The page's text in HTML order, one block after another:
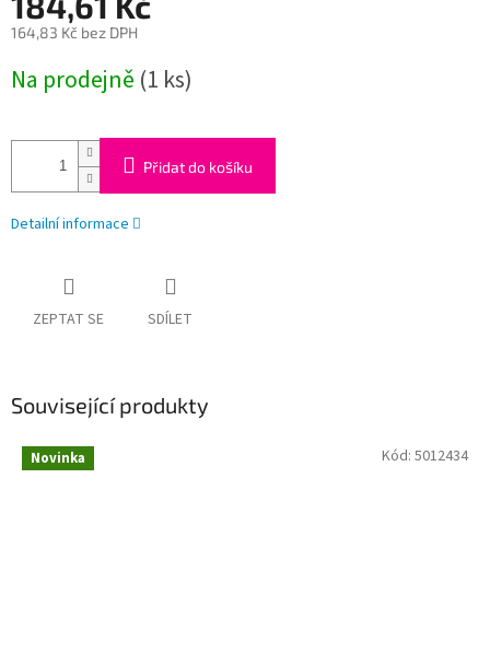
164,83 Kč bez DPH
cena:
Na prodejně (1 ks)
Přidat do košíku
Detailní informace
ZEPTAT SE SDÍLET
Související produkty
Novinka Kód: 5012434